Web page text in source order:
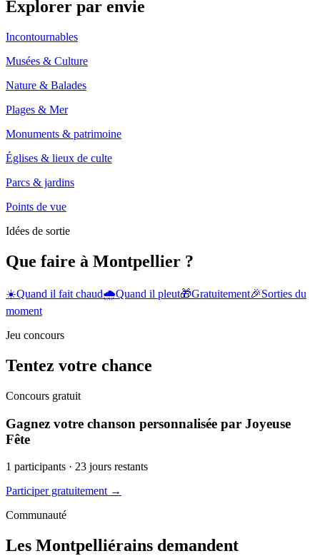
Explorer par envie
Incontournables
Musées & Culture
Nature & Balades
Plages & Mer
Monuments & patrimoine
Églises & lieux de culte
Parcs & jardins
Points de vue
Idées de sortie
Que faire à Montpellier ?
☀️Quand il fait chaud🌧️Quand il pleut🎁Gratuitement🎉Sorties du
moment
Jeu concours
Tentez votre chance
Concours gratuit
Gagnez votre chanson personnalisée par Joyeuse
Fête
1 participants · 23 jours restants
Participer gratuitement →
Communauté
Les Montpelliérains demandent